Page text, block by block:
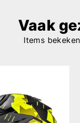
Vaak
Items